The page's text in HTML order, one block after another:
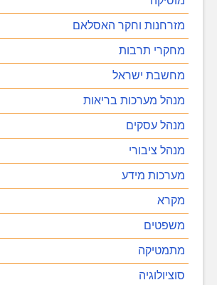
מזרחנות וחקר האסלאם
מחקרי תרבות
מחשבת ישראל
מנהל מערכות בריאות
מנהל עסקים
מנהל ציבורי
מערכות מידע
מקרא
משפטים
מתמטיקה
סוציולוגיה